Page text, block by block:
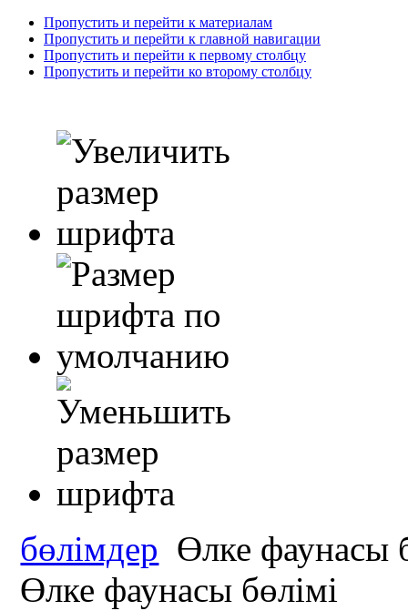
Пропустить и перейти к материалам
Пропустить и перейти к главной навигации
Пропустить и перейти к первому столбцу
Пропустить и перейти ко второму столбцу
бөлімдер Өлке фаунасы
Өлке фаунасы бөлімі